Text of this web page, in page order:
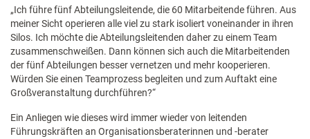
„Ich führe fünf Abteilungsleitende, die 60 Mitarbeitende führen. Aus
meiner Sicht operieren alle viel zu stark isoliert voneinander in ihren
Silos. Ich möchte die Abteilungsleitenden daher zu einem Team
zusammenschweißen. Dann können sich auch die Mitarbeitenden
der fünf Abteilungen besser vernetzen und mehr kooperieren.
Würden Sie einen Teamprozess begleiten und zum Auftakt eine
Großveranstaltung durchführen?“
Ein Anliegen wie dieses wird immer wieder von leitenden
Führungskräften an Organisationsberaterinnen und -berater